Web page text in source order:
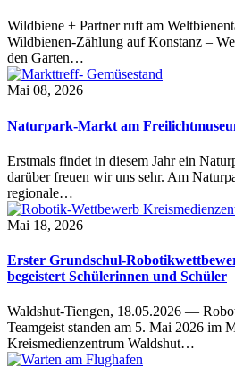
Wildbiene + Partner ruft am
Wildbienen-Zählung auf Konstanz –
den Garten…
Mai 08, 2026
Naturpark-Markt am
Erstmals findet in diesem Jahr ein
darüber freuen wir uns sehr. Am
regionale…
Mai 18, 2026
Erster Grundschul-
begeistert Schülerinnen und Schüler
Waldshut-Tiengen, 18.05.2026 —
Teamgeist standen am 5. Mai 2026 im
Kreismedienzentrum Waldshut…